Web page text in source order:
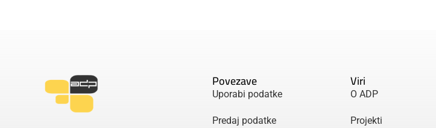
Povezave
Uporabi podatke
Predaj podatke
Viri
O ADP
Projekti